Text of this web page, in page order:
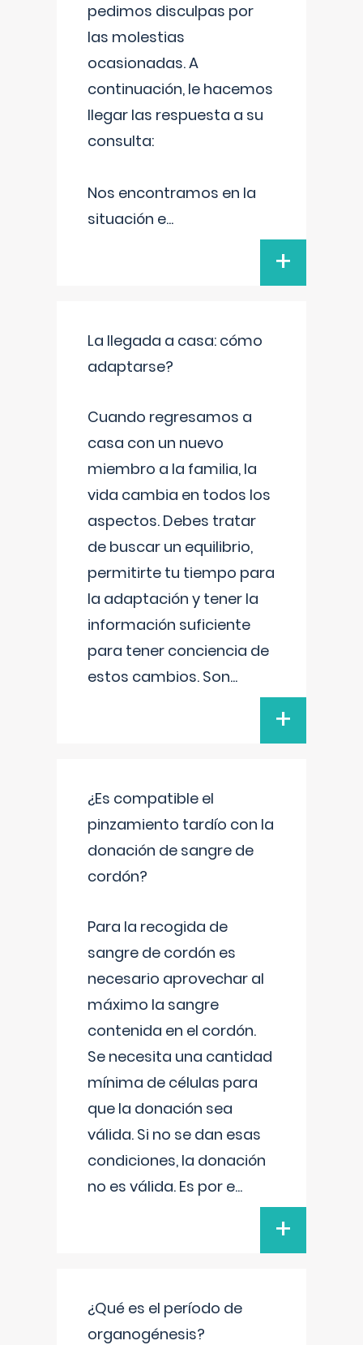
pedimos disculpas por
las molestias
ocasionadas. A
continuación, le hacemos
llegar las respuesta a su
consulta:
Nos encontramos en la
situación e...
+
La llegada a casa: cómo
adaptarse?
Cuando regresamos a
casa con un nuevo
miembro a la familia, la
vida cambia en todos los
aspectos. Debes tratar
de buscar un equilibrio,
permitirte tu tiempo para
la adaptación y tener la
información suficiente
para tener conciencia de
estos cambios. Son...
+
¿Es compatible el
pinzamiento tardío con la
donación de sangre de
cordón?
Para la recogida de
sangre de cordón es
necesario aprovechar al
máximo la sangre
contenida en el cordón.
Se necesita una cantidad
mínima de células para
que la donación sea
válida. Si no se dan esas
condiciones, la donación
no es válida. Es por e...
+
¿Qué es el período de
organogénesis?